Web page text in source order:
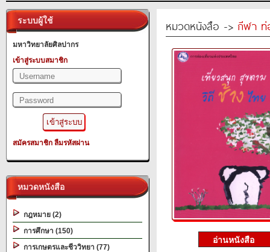
ระบบผู้ใช้
มหาวิทยาลัยศิลปากร
เข้าสู่ระบบสมาชิก
สมัครสมาชิก ลืมรหัสผ่าน
หมวดหนังสือ
กฎหมาย (2)
การศึกษา (150)
การเกษตรและชีววิทยา (77)
หมวดหนังสือ -> กีฬา ท่